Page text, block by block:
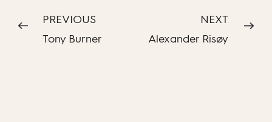
PREVIOUS
Tony Burner
NEXT
Alexander Risøy